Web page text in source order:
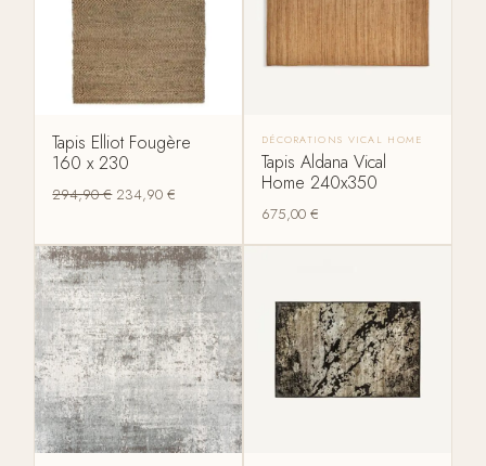
Tapis Elliot Fougère
160 x 230
294,90€ 234,90€
DÉCORATIONS VICAL HOME
Tapis Aldana Vical
Home 240x350
675,00 €